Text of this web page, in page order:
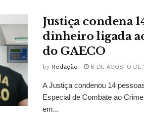
Justiça condena
dinheiro ligada
do GAECO
by Redação 6 DE AGOSTO DE
A Justiça condenou 14
Especial de Combate ao
em...